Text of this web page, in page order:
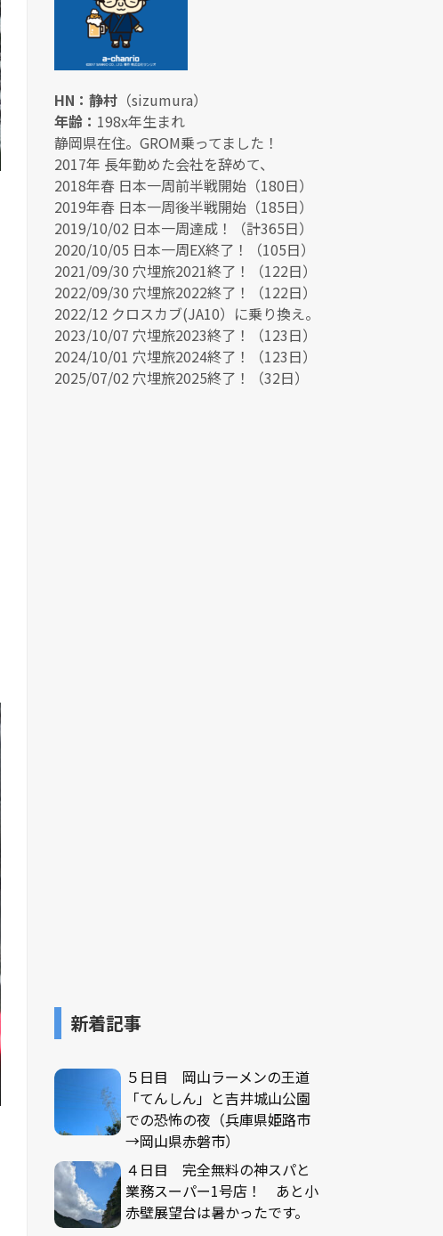
HN：静村 （sizumura）
年齢： 198x年生まれ
静岡県在住。GROM乗ってました！
2017年 長年勤めた会社を辞めて、
2018年春 日本一周前半戦開始（180日）
2019年春 日本一周後半戦開始（185日）
2019/10/02 日本一周達成！（計365日）
2020/10/05 日本一周EX終了！（105日）
2021/09/30 穴埋旅2021終了！（122日）
2022/09/30 穴埋旅2022終了！（122日）
2022/12 クロスカブ(JA10）に乗り換え。
2023/10/07 穴埋旅2023終了！（123日）
2024/10/01 穴埋旅2024終了！（123日）
2025/07/02 穴埋旅2025終了！（32日）
新着記事
５日目 岡山ラーメンの王道
「てんしん」と吉井城山公園
での恐怖の夜（兵庫県姫路市
→岡山県赤磐市）
４日目 完全無料の神スパと
業務スーパー1号店！ あと小
赤壁展望台は暑かったです。